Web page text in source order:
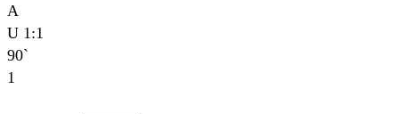
A
U 1:1
90`
1